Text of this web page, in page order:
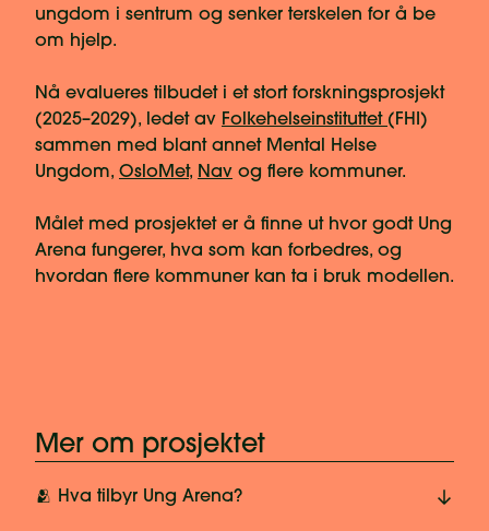
ungdom i sentrum og senker terskelen for å be
om hjelp.
Nå evalueres tilbudet i et stort forskningsprosjekt
(2025–2029), ledet av Folkehelseinstituttet (FHI)
sammen med blant annet Mental Helse
Ungdom, OsloMet, Nav og flere kommuner.
Målet med prosjektet er å finne ut hvor godt Ung
Arena fungerer, hva som kan forbedres, og
hvordan flere kommuner kan ta i bruk modellen.
Mer om prosjektet
🫂 Hva tilbyr Ung Arena?